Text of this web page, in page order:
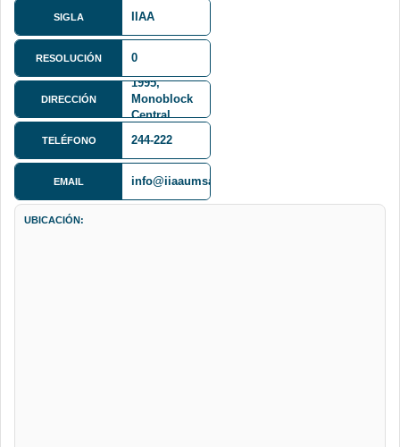
SIGLA IIAA
RESOLUCIÓN 0
DIRECCIÓN
1995,
Monoblock
Central,
TELÉFONO 244-222
EMAIL info@iiaaumsa.org
UBICACIÓN: